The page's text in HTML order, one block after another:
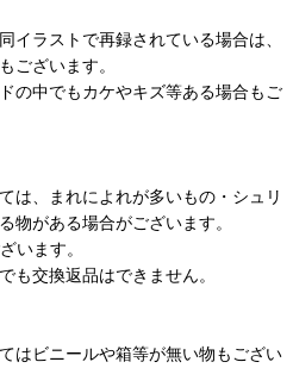
イラストで再録されている場合は、
ございます。
の中でもカケやキズ等ある場合もご
は、まれによれが多いもの・シュリ
物がある場合がございます。
います。
も交換返品はできません。
はビニールや箱等が無い物もござい